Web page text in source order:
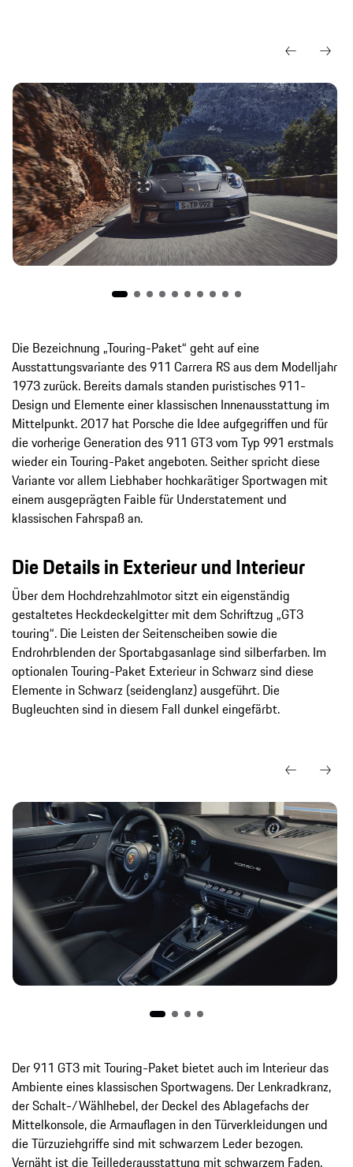
Die Bezeichnung „Touring-Paket“ geht auf eine
Ausstattungsvariante des 911 Carrera RS aus dem Modelljahr
1973 zurück. Bereits damals standen puristisches 911-
Design und Elemente einer klassischen Innenausstattung im
Mittelpunkt. 2017 hat Porsche die Idee aufgegriffen und für
die vorherige Generation des 911 GT3 vom Typ 991 erstmals
wieder ein Touring-Paket angeboten. Seither spricht diese
Variante vor allem Liebhaber hochkarätiger Sportwagen mit
einem ausgeprägten Faible für Understatement und
klassischen Fahrspaß an.
Die Details in Exterieur und Interieur
Über dem Hochdrehzahlmotor sitzt ein eigenständig
gestaltetes Heckdeckelgitter mit dem Schriftzug „GT3
touring“. Die Leisten der Seitenscheiben sowie die
Endrohrblenden der Sportabgasanlage sind silberfarben. Im
optionalen Touring-Paket Exterieur in Schwarz sind diese
Elemente in Schwarz (seidenglanz) ausgeführt. Die
Bugleuchten sind in diesem Fall dunkel eingefärbt.
Der 911 GT3 mit Touring-Paket bietet auch im Interieur das
Ambiente eines klassischen Sportwagens. Der Lenkradkranz,
der Schalt-/Wählhebel, der Deckel des Ablagefachs der
Mittelkonsole, die Armauflagen in den Türverkleidungen und
die Türzuziehgriffe sind mit schwarzem Leder bezogen.
Vernäht ist die Teillederausstattung mit schwarzem Faden.